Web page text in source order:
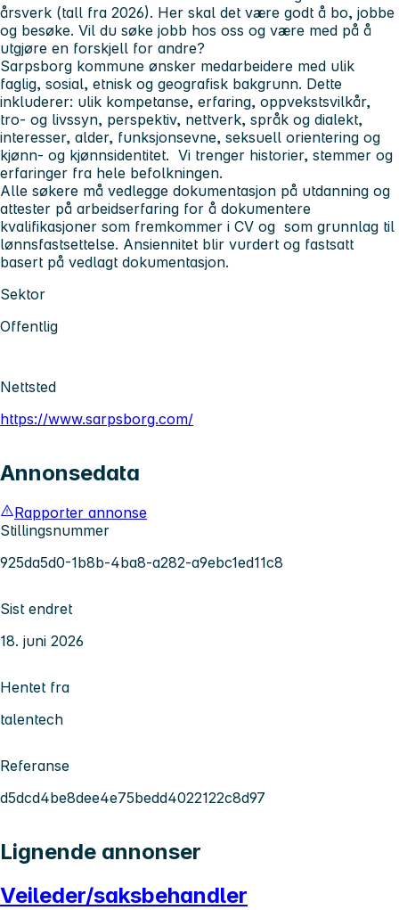
årsverk (tall fra 2026). Her skal det være godt å bo, jobbe
og besøke. Vil du søke jobb hos oss og være med på å
utgjøre en forskjell for andre?
Sarpsborg kommune ønsker medarbeidere med ulik
faglig, sosial, etnisk og geografisk bakgrunn. Dette
inkluderer: ulik kompetanse, erfaring, oppvekstsvilkår,
tro- og livssyn, perspektiv, nettverk, språk og dialekt,
interesser, alder, funksjonsevne, seksuell orientering og
kjønn- og kjønnsidentitet. Vi trenger historier, stemmer og
erfaringer fra hele befolkningen.
Alle søkere må vedlegge dokumentasjon på utdanning og
attester på arbeidserfaring for å dokumentere
kvalifikasjoner som fremkommer i CV og som grunnlag til
lønnsfastsettelse. Ansiennitet blir vurdert og fastsatt
basert på vedlagt dokumentasjon.
Sektor
Offentlig
Nettsted
https://www.sarpsborg.com/
Annonsedata
Rapporter annonse
Stillingsnummer
925da5d0-1b8b-4ba8-a282-a9ebc1ed11c8
Sist endret
18. juni 2026
Hentet fra
talentech
Referanse
d5dcd4be8dee4e75bedd4022122c8d97
Lignende annonser
Veileder/saksbehandler